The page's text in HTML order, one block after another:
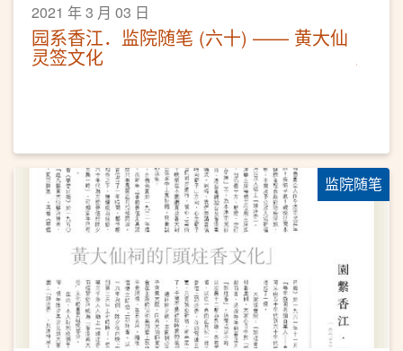
2021 年 3 月 03 日
园系香江．监院随笔 (六十) —— 黄大仙
灵签文化
监院随笔